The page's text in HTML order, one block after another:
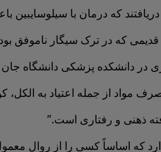
با سیلوسایبین باعث می شود که
که در ترک سیگار ناموفق
مواد از جمله اعتیاد به الکل،
ذهنی و رفتاری است.”
که اساساً کسی را از روال